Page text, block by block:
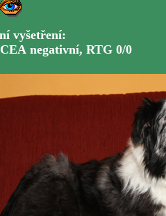
vyšetření:
negativní, RTG 0/0